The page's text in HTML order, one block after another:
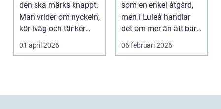
den ska märks knappt.
Man vrider om nyckeln,
kör iväg och tänker
inte mer på det....
01 april 2026
som en enkel åtgärd,
men i Luleå handlar
det om mer än att bara
byta gummi mo...
06 februari 2026